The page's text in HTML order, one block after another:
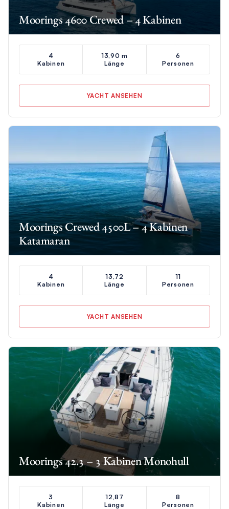
Moorings 4600 Crewed – 4 Kabinen
4
Kabinen
13,90 m
Länge
6
Personen
YACHT ANSEHEN
Moorings Crewed 4500L – 4 Kabinen
Katamaran
4
Kabinen
13,72
Länge
11
Personen
YACHT ANSEHEN
Moorings 42.3 – 3 Kabinen Monohull
3
Kabinen
12,87
Länge
8
Personen